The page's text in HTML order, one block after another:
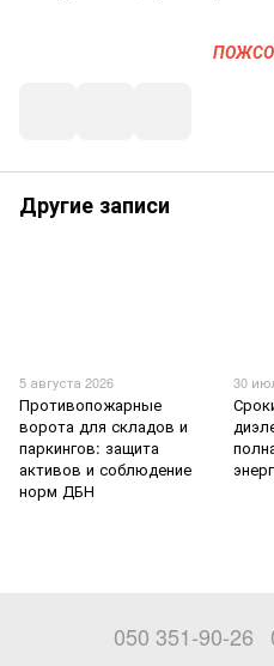
Другие записи
5 августа 2026
Противопожарные
ворота для складов и
паркингов: защита
активов и соблюдение
норм ДБН
30
050 351-90-26